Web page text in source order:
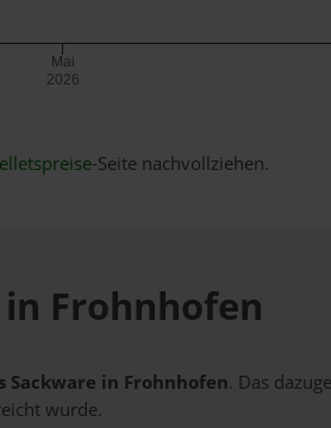
Mai
2026
-Seite nachvollziehen.
Frohnhofen
in Frohnhofen. Das
wurde.